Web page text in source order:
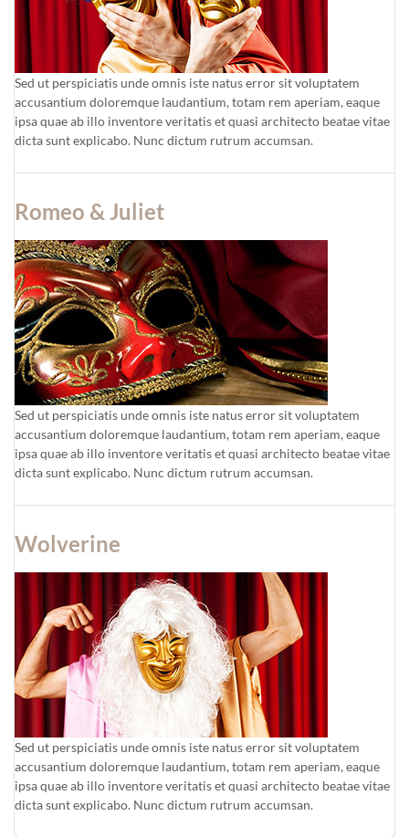
Sed ut perspiciatis unde omnis iste natus error sit voluptatem
accusantium doloremque laudantium, totam rem aperiam, eaque
ipsa quae ab illo inventore veritatis et quasi architecto beatae vitae
dicta sunt explicabo. Nunc dictum rutrum accumsan.
Romeo & Juliet
Sed ut perspiciatis unde omnis iste natus error sit voluptatem
accusantium doloremque laudantium, totam rem aperiam, eaque
ipsa quae ab illo inventore veritatis et quasi architecto beatae vitae
dicta sunt explicabo. Nunc dictum rutrum accumsan.
Wolverine
Sed ut perspiciatis unde omnis iste natus error sit voluptatem
accusantium doloremque laudantium, totam rem aperiam, eaque
ipsa quae ab illo inventore veritatis et quasi architecto beatae vitae
dicta sunt explicabo. Nunc dictum rutrum accumsan.